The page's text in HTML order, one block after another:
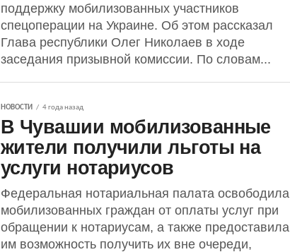
поддержку мобилизованных участников
спецоперации на Украине. Об этом рассказал
Глава республики Олег Николаев в ходе
заседания призывной комиссии. По словам...
НОВОСТИ 4 года назад
В Чувашии мобилизованные
жители получили льготы на
услуги нотариусов
Федеральная нотариальная палата освободила
мобилизованных граждан от оплаты услуг при
обращении к нотариусам, а также предоставила
им возможность получить их вне очереди,